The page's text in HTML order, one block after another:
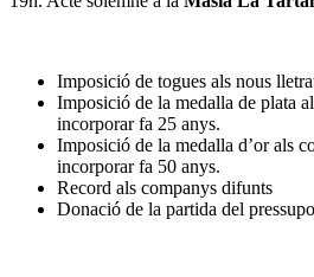
Imposició de togues als nous
Imposició de la medalla de plata
incorporar fa 25 anys.
Imposició de la medalla d’or als
incorporar fa 50 anys.
Record als companys difunts
Donació de la partida del